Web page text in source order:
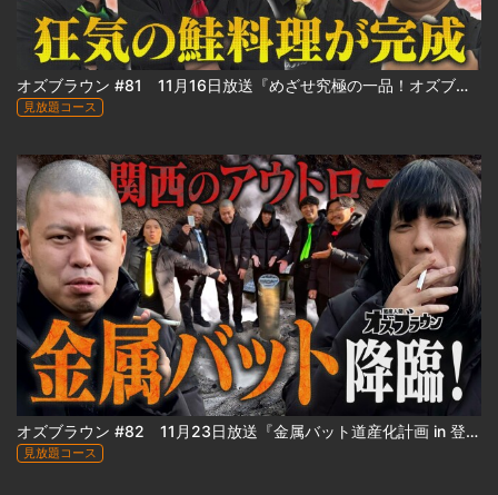
オズブラウン #81 11月16日放送『めざせ究極の一品！オズブラアルティ飯（後編）』
見放題コース
オズブラウン #82 11月23日放送『金属バット道産化計画 in 登別』（前編）
見放題コース